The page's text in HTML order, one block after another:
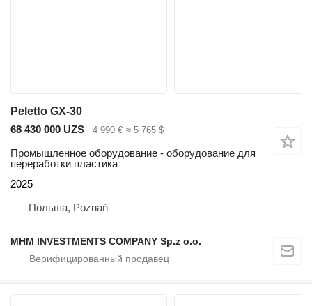
Peletto GX-30
68 430 000 UZS
4 990 € ≈ 5 765 $
Промышленное оборудование - оборудование для
переработки пластика
2025
Польша, Poznań
MHM INVESTMENTS COMPANY Sp.z o.o.